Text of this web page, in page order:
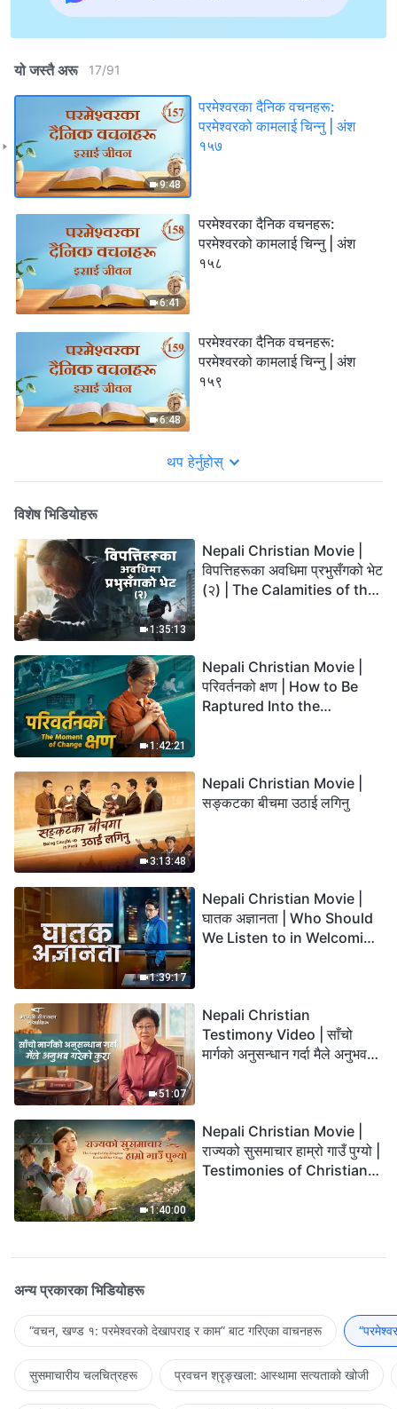
यो जस्तै अरू 17/91
9:48
परमेश्‍वरका दैनिक वचनहरू:
परमेश्‍वरको कामलाई चिन्‍नु | अंश
१५७
6:41
परमेश्‍वरका दैनिक वचनहरू:
परमेश्‍वरको कामलाई चिन्‍नु | अंश
१५८
6:48
परमेश्‍वरका दैनिक वचनहरू:
परमेश्‍वरको कामलाई चिन्‍नु | अंश
१५९
थप हेर्नुहोस्
विशेष भिडियोहरू
1:35:13
Nepali Christian Movie |
विपत्तिहरूका अवधिमा प्रभुसँगको भेट
(२) | The Calamities of the
1:42:21
Nepali Christian Movie |
परिवर्तनको क्षण | How to Be
Raptured Into the
3:13:48
Nepali Christian Movie |
सङ्कटका बीचमा उठाई लगिनु
1:39:17
Nepali Christian Movie |
घातक अज्ञानता | Who Should
We Listen to in Welcoming
51:07
Nepali Christian
Testimony Video | साँचो
मार्गको अनुसन्धान गर्दा मैले अनुभव
1:40:00
Nepali Christian Movie |
राज्यको सुसमाचार हाम्रो गाउँ पुग्यो |
Testimonies of Christians
अन्य प्रकारका भिडियोहरू
“वचन, खण्ड १: परमेश्‍वरको देखापराइ र काम” बाट गरिएका वाचनहरू
सुसमाचारीय चलचित्रहरू प्रवचन श्रृङ्खला: आस्थामा सत्यताको खोजी